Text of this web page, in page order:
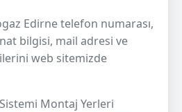
Edirne telefon numarası,
bilgisi, mail adresi ve
web sitemizde
Sistemi Montaj Yerleri